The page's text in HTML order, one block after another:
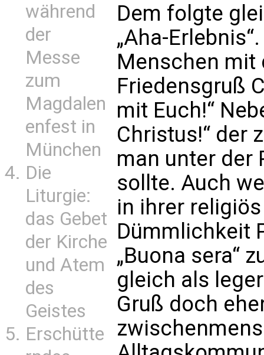
während
der
Messe
zum
Magdalen
enfest in
München
Die
Liturgie:
das Gebet
der Kirche
und Atem
des
Geistes
Erschütte
Dem folgte
„Aha-
Menschen
Friedensgruß
mit Euch!“
Christus!“ der
man unter der
sollte. Auch
in ihrer
Dümmlichkeit
„Buona sera“
gleich als
Gruß doch